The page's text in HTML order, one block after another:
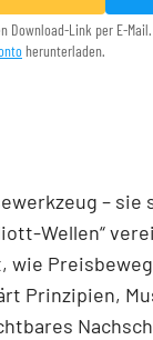
Download-Link per E-
herunterladen.
– sie
Wellen“
Prinzipien,